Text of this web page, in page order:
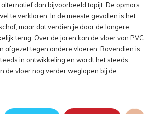
dan bijvoorbeeld tapijt. De opmars
te verklaren. In de meeste gevallen is het
maar dat verdien je door de langere
terug. Over de jaren kan de vloer van PVC
afgezet tegen andere vloeren. Bovendien is
in ontwikkeling en wordt het steeds
de vloer nog verder weglopen bij de